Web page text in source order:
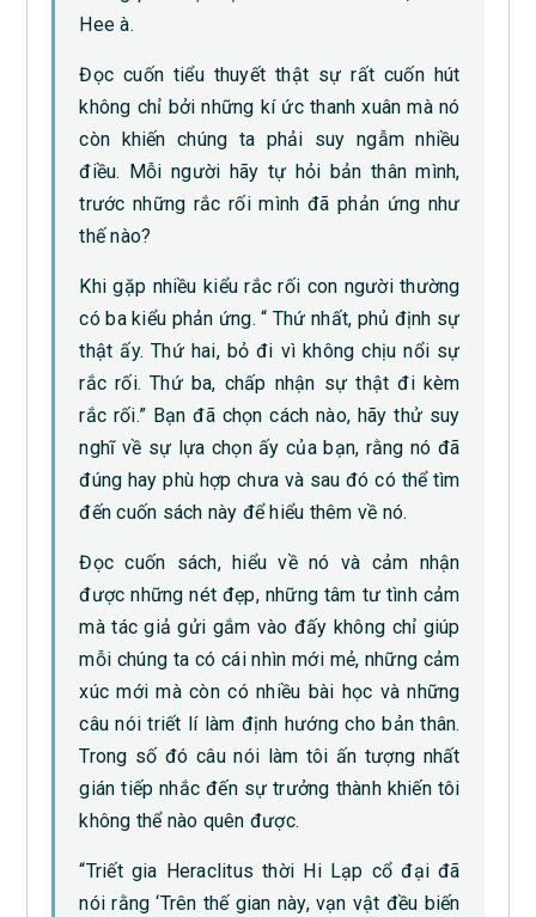
Hee à.
Đọc cuốn tiểu thuyết thật sự rất cuốn hút
không chỉ bởi những kí ức thanh xuân mà nó
còn khiến chúng ta phải suy ngẫm nhiều
điều. Mỗi người hãy tự hỏi bản thân mình,
trước những rắc rối mình đã phản ứng như
thế nào?
Khi gặp nhiều kiểu rắc rối con người thường
có ba kiểu phản ứng. “ Thứ nhất, phủ định sự
thật ấy. Thứ hai, bỏ đi vì không chịu nổi sự
rắc rối. Thứ ba, chấp nhận sự thật đi kèm
rắc rối.” Bạn đã chọn cách nào, hãy thử suy
nghĩ về sự lựa chọn ấy của bạn, rằng nó đã
đúng hay phù hợp chưa và sau đó có thể tìm
đến cuốn sách này để hiểu thêm về nó.
Đọc cuốn sách, hiểu về nó và cảm nhận
được những nét đẹp, những tâm tư tình cảm
mà tác giả gửi gắm vào đấy không chỉ giúp
mỗi chúng ta có cái nhìn mới mẻ, những cảm
xúc mới mà còn có nhiều bài học và những
câu nói triết lí làm định hướng cho bản thân.
Trong số đó câu nói làm tôi ấn tượng nhất
gián tiếp nhắc đến sự trưởng thành khiến tôi
không thể nào quên được.
“Triết gia Heraclitus thời Hi Lạp cổ đại đã
nói rằng ‘Trên thế gian này, vạn vật đều biến